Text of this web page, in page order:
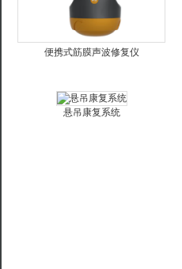
便携式筋膜声波修复仪
悬吊康复系统